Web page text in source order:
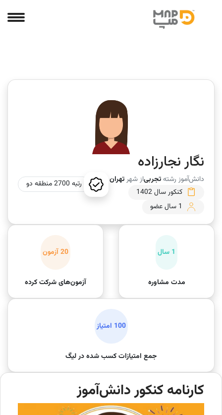
نگار نجارزاده
دانش‌آموز رشتهتجربیاز شهرتهران
کنکور سال 1402
1 سال عضو
رتبه 2700 منطقه دو
1 سال
مدت مشاوره
20 آزمون
آزمون‌های شرکت کرده
100 امتیاز
جمع امتیازات کسب شده در لیگ
کارنامه کنکور دانش‌آموز